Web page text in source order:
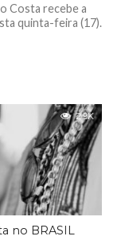
Costa recebe a
quinta-feira (17).
2.9K
no BRASIL